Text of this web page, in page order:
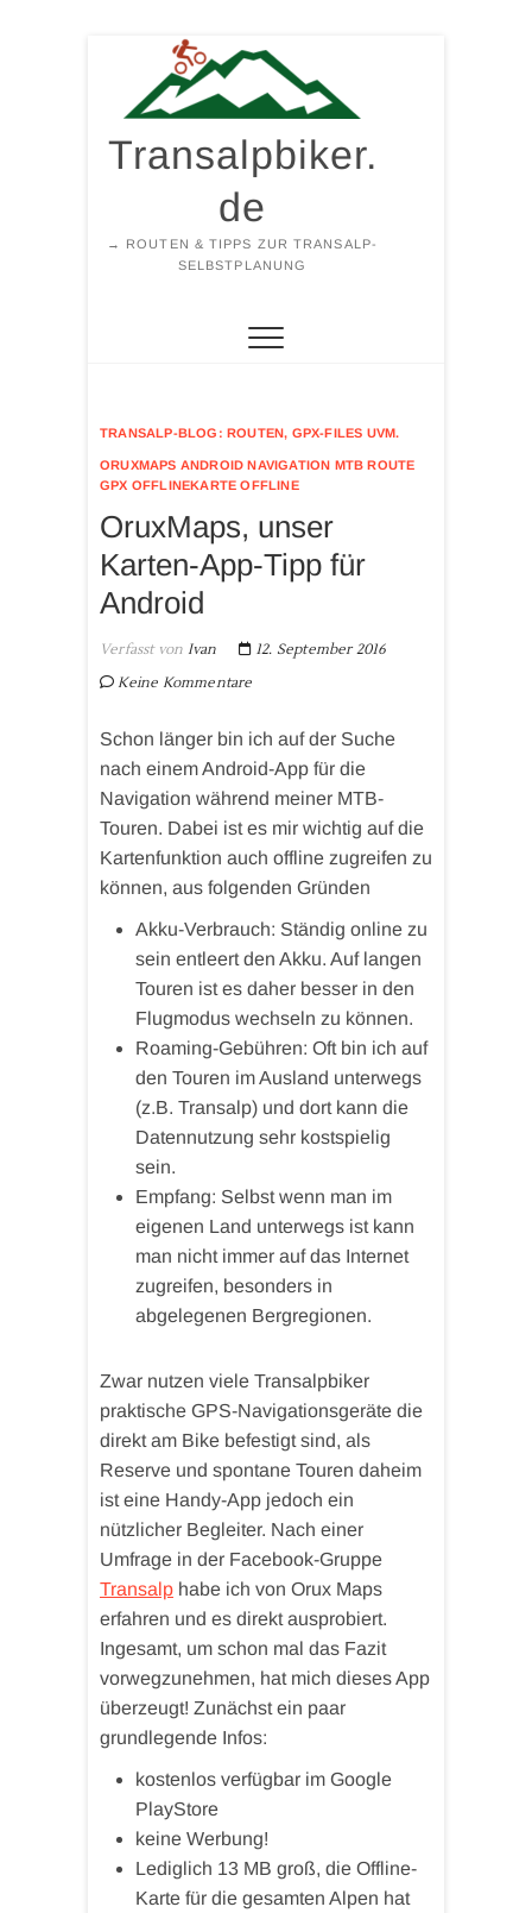
springen
Transalpbiker.
de
→ ROUTEN & TIPPS ZUR TRANSALP-
SELBSTPLANUNG
TRANSALP-BLOG: ROUTEN, GPX-FILES UVM.
ORUXMAPS ANDROID NAVIGATION MTB ROUTE
GPX OFFLINEKARTE OFFLINE
OruxMaps, unser
Karten-App-Tipp für
Android
Verfasst von Ivan
12. September 2016
Keine Kommentare
Schon länger bin ich auf der Suche
nach einem Android-App für die
Navigation während meiner MTB-
Touren. Dabei ist es mir wichtig auf die
Kartenfunktion auch offline zugreifen zu
können, aus folgenden Gründen
Akku-Verbrauch: Ständig online zu
sein entleert den Akku. Auf langen
Touren ist es daher besser in den
Flugmodus wechseln zu können.
Roaming-Gebühren: Oft bin ich auf
den Touren im Ausland unterwegs
(z.B. Transalp) und dort kann die
Datennutzung sehr kostspielig
sein.
Empfang: Selbst wenn man im
eigenen Land unterwegs ist kann
man nicht immer auf das Internet
zugreifen, besonders in
abgelegenen Bergregionen.
Zwar nutzen viele Transalpbiker
praktische GPS-Navigationsgeräte die
direkt am Bike befestigt sind, als
Reserve und spontane Touren daheim
ist eine Handy-App jedoch ein
nützlicher Begleiter. Nach einer
Umfrage in der Facebook-Gruppe
Transalp habe ich von Orux Maps
erfahren und es direkt ausprobiert.
Ingesamt, um schon mal das Fazit
vorwegzunehmen, hat mich dieses App
überzeugt! Zunächst ein paar
grundlegende Infos:
kostenlos verfügbar im Google
PlayStore
keine Werbung!
Lediglich 13 MB groß, die Offline-
Karte für die gesamten Alpen hat